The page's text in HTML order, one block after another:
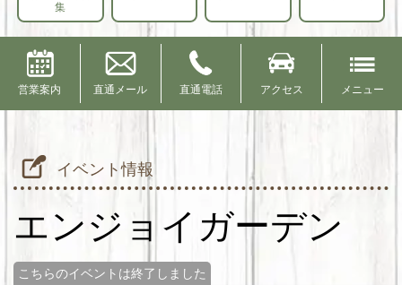
集
営業案内 直通メール 直通電話 アクセス メニュー
イベント情報
エンジョイガーデン
こちらのイベントは終了しました